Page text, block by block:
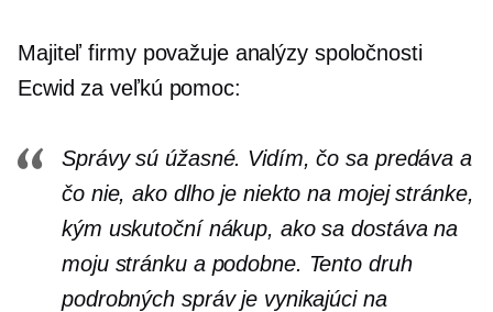
Majiteľ firmy považuje analýzy spoločnosti
Ecwid za veľkú pomoc:
Správy sú úžasné. Vidím, čo sa predáva a
čo nie, ako dlho je niekto na mojej stránke,
kým uskutoční nákup, ako sa dostáva na
moju stránku a podobne. Tento druh
podrobných správ je vynikajúci na